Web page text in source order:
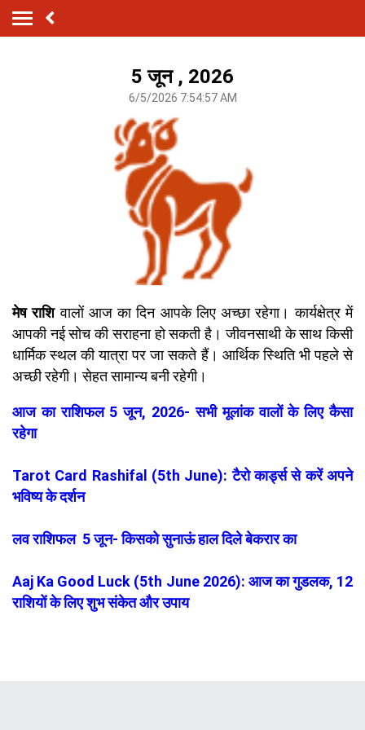
5 जून , 2026
6/5/2026 7:54:57 AM
मेष राशिवालों आज का दिन आपके लिए अच्छा रहेगा। कार्यक्षेत्र में
आपकी नई सोच की सराहना हो सकती है। जीवनसाथी के साथ किसी
धार्मिक स्थल की यात्रा पर जा सकते हैं। आर्थिक स्थिति भी पहले से
अच्छी रहेगी। सेहत सामान्य बनी रहेगी।
आज का राशिफल 5 जून, 2026- सभी मूलांक वालों के लिए कैसा
रहेगा
Tarot Card Rashifal (5th June): टैरो कार्ड्स से करें अपने
भविष्य के दर्शन
लव राशिफल 5 जून- किसको सुनाऊं हाल दिले बेकरार का
Aaj Ka Good Luck (5th June 2026): आज का गुडलक, 12
राशियों के लिए शुभ संकेत और उपाय